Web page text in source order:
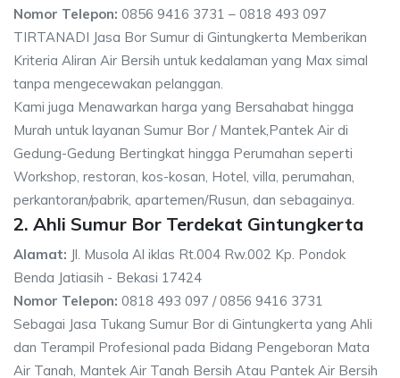
Nomor Telepon: 0856 9416 3731 – 0818 493 097
TIRTANADI Jasa Bor Sumur di Gintungkerta Memberikan
Kriteria Aliran Air Bersih untuk kedalaman yang Max simal
tanpa mengecewakan pelanggan.
Kami juga Menawarkan harga yang Bersahabat hingga
Murah untuk layanan Sumur Bor / Mantek,Pantek Air di
Gedung-Gedung Bertingkat hingga Perumahan seperti
Workshop, restoran, kos-kosan, Hotel, villa, perumahan,
perkantoran/pabrik, apartemen/Rusun, dan sebagainya.
2. Ahli Sumur Bor Terdekat Gintungkerta
Alamat: Jl. Musola Al iklas Rt.004 Rw.002 Kp. Pondok
Benda Jatiasih - Bekasi 17424
Nomor Telepon: 0818 493 097 / 0856 9416 3731
Sebagai Jasa Tukang Sumur Bor di Gintungkerta yang Ahli
dan Terampil Profesional pada Bidang Pengeboran Mata
Air Tanah, Mantek Air Tanah Bersih Atau Pantek Air Bersih